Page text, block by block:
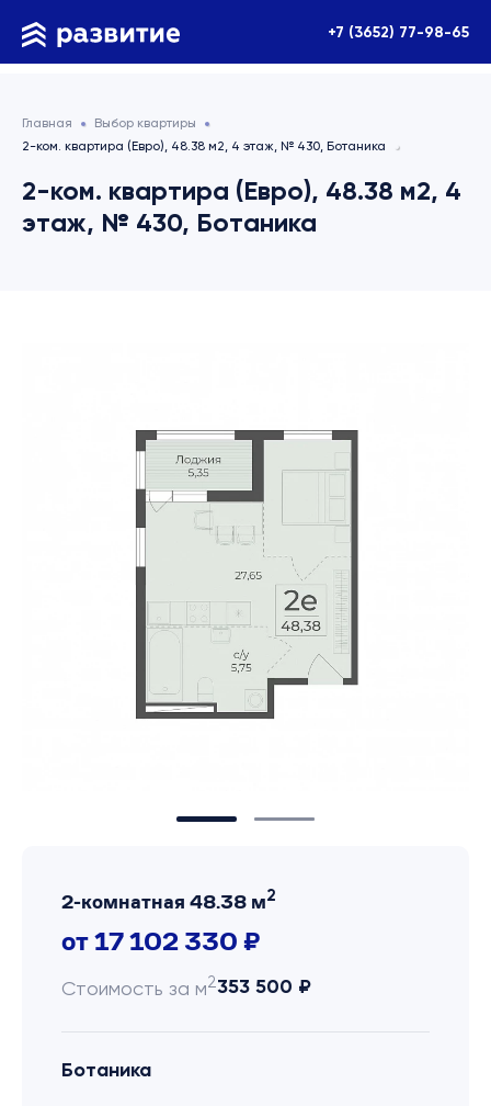
+7 (3652) 77-98-65
Главная
Выбор квартиры
2-ком. квартира (Евро), 48.38 м2, 4 этаж, № 430, Ботаника
2-ком. квартира (Евро), 48.38 м2, 4
этаж, № 430, Ботаника
2-комнатная 48.38 м2
от 17 102 330 ₽
Стоимость за м2353 500 ₽
Ботаника